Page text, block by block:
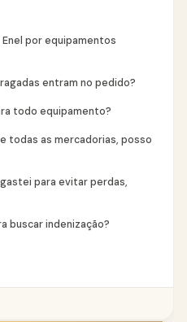
por equipamentos
entram no pedido?
todo equipamento?
todas as mercadorias, posso
para evitar perdas,
buscar indenização?